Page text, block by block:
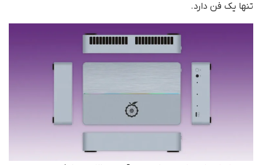
تنها یک فن دارد.